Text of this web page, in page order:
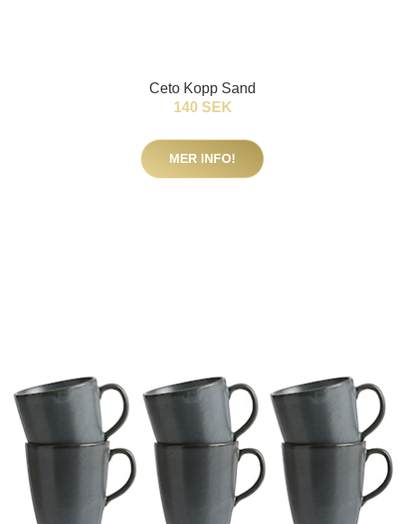
Ceto Kopp Sand
140 SEK
MER INFO!